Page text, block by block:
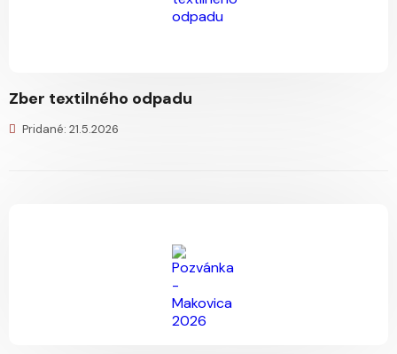
Zber textilného odpadu
Pridané: 21.5.2026